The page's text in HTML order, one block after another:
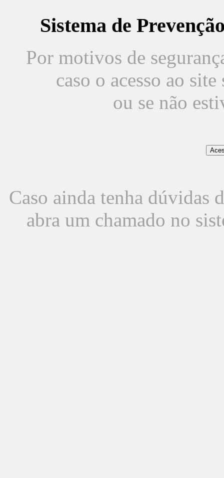
Sistema de
Por motivos de
caso o acesso ao
ou se não
Caso ainda tenha dúvidas
abra um chamado no